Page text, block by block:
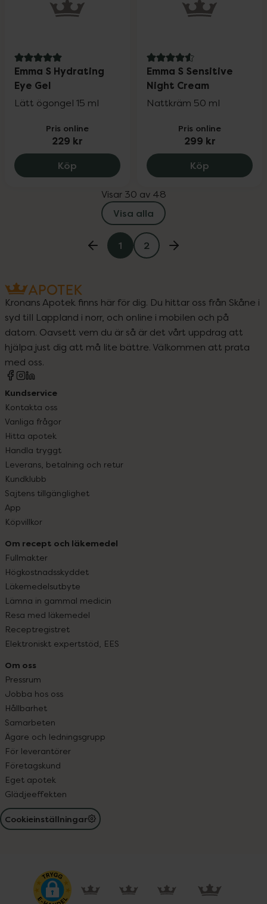
5 av 5 i omdöme
Emma S Hydrating
Eye Gel
Lätt ögongel 15 ml
Pris online
229 kr
Köp Emma S Hydrating Eye Gel, 229 kr.
4.6 av 5 i omdöme
Emma S Sensitive
Night Cream
Nattkräm 50 ml
Pris online
299 kr
Köp Emma S
Visar 30 av 48
Visa alla
1 2
Kronans Apotek finns här för dig. Du hittar oss från Skåne i
syd till Lappland i norr, och online i mobilen och på
datorn. Oavsett vem du är så är det vårt uppdrag att
hjälpa just dig att må lite bättre. Välkommen att prata
med oss.
Kundservice
Kontakta oss
Vanliga frågor
Hitta apotek
Handla tryggt
Leverans, betalning och retur
Kundklubb
Sajtens tillgänglighet
App
Köpvillkor
Om recept och läkemedel
Fullmakter
Högkostnadsskyddet
Läkemedelsutbyte
Lämna in gammal medicin
Resa med läkemedel
Receptregistret
Elektroniskt expertstöd, EES
Om oss
Pressrum
Jobba hos oss
Hållbarhet
Samarbeten
Ägare och ledningsgrupp
För leverantörer
Företagskund
Eget apotek
Glädjeeffekten
Cookieinställningar